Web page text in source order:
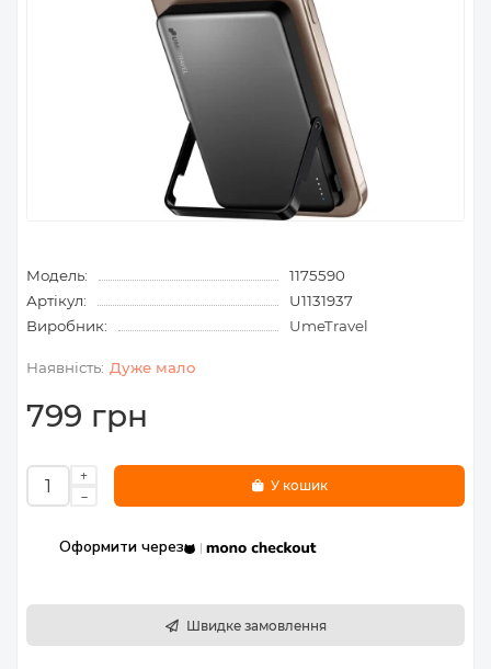
Модель:
1175590
Артікул:
U1131937
Виробник:
UmeTravel
Дуже мало
799 грн
У кошик
Оформити через
Швидке замовлення